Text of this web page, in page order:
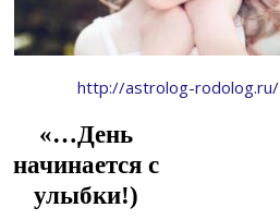
http://astrolog-rodolog.ru/
«…День
начинается с
улыбки!)